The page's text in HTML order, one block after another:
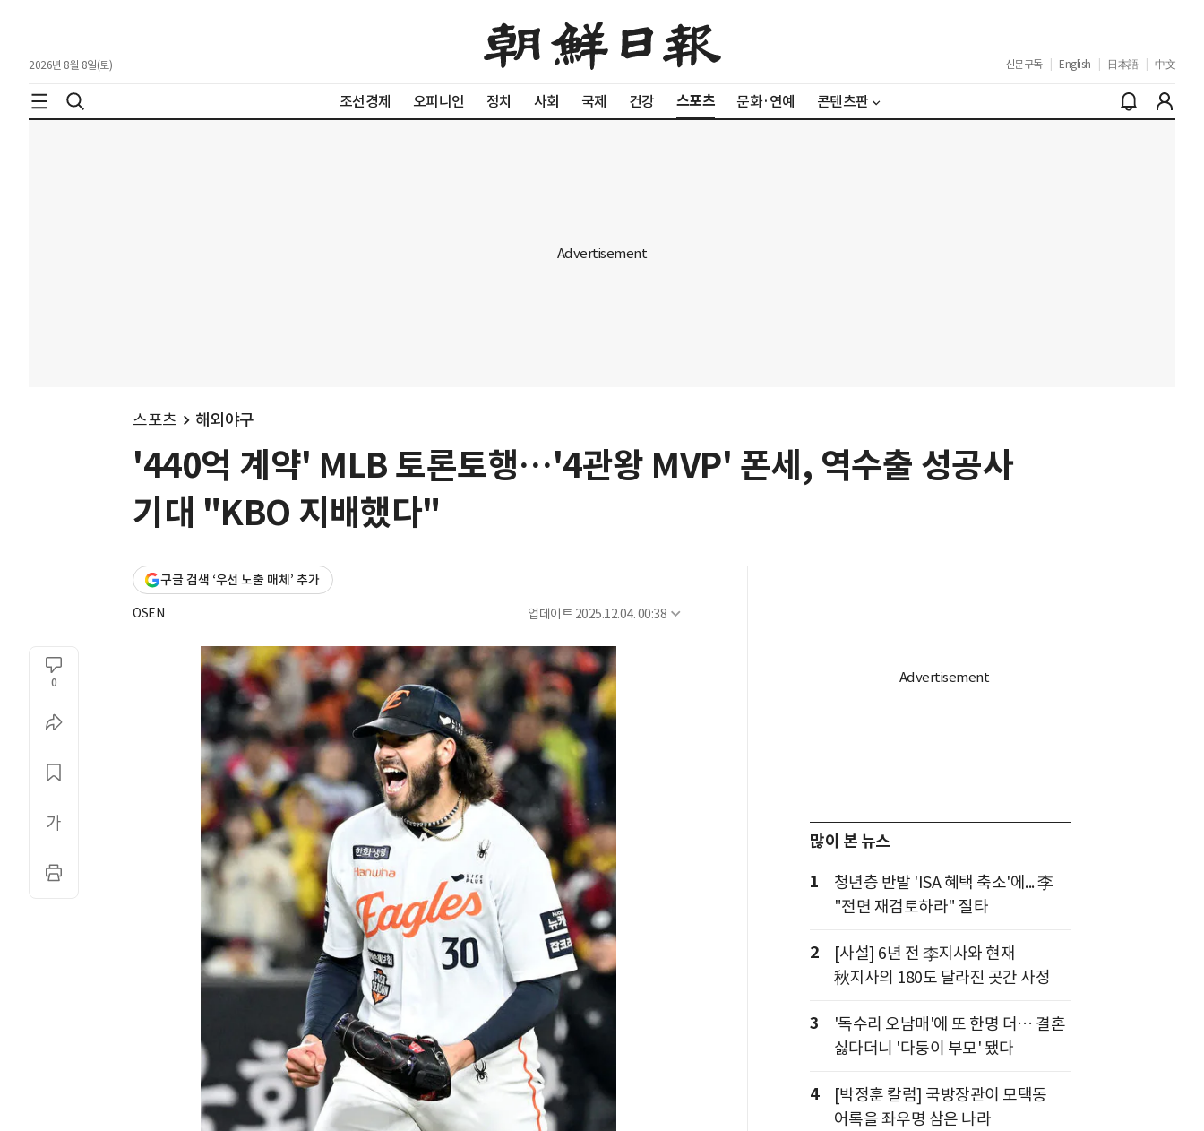
2026년 8월 8일(토) 신문구독 English 日本語 中文
조선경제 오피니언 정치 사회 국제 건강 스포츠 문화·연예 콘텐츠판
스포츠 해외야구
'440억 계약' MLB 토론토행…'4관왕 MVP' 폰세, 역수출 성공사
기대 "KBO 지배했다"
구글 검색 ‘우선 노출 매체’ 추가
OSEN 업데이트 2025.12.04. 00:38
0
많이 본 뉴스
1
청년층 반발 'ISA 혜택 축소'에... 李
"전면 재검토하라" 질타
2
[사설] 6년 전 李지사와 현재
秋지사의 180도 달라진 곳간 사정
3
'독수리 오남매'에 또 한명 더… 결혼
싫다더니 '다둥이 부모' 됐다
4
[박정훈 칼럼] 국방장관이 모택동
어록을 좌우명 삼은 나라